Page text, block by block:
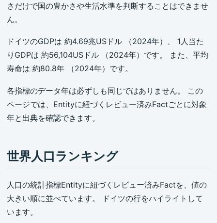
さだけで国の豊かさや生活水準を判断することはできませ
ん。
ドイツのGDPは 約4.69兆USドル （2024年）、 1人当た
りGDPは 約56,104USドル （2024年）です。 また、平均
寿命は 約80.8年 （2024年）です。
各指標のデータ年は必ずしも同じではありません。 この
ページでは、Entityに紐づくレビュー済みFactごとに対象
年と出典を確認できます。
世界人口ランキング
人口の統計指標Entityに紐づくレビュー済みFactを、値の
大きい順に並べています。 ドイツの行をハイライトして
います。